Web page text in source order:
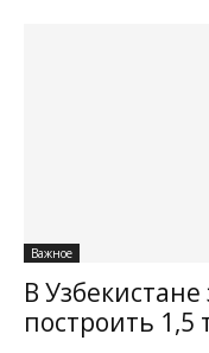
Важное
В
построить